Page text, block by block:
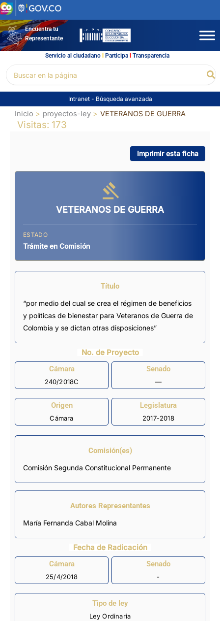
Ir
al
contenidoEncuentra tu
Representante
Servicio al ciudadano l Participal Transparencia
por:
Intranet - Búsqueda avanzada
Inicio proyectos-ley VETERANOS DE GUERRA
Visitas: 173
Imprimir esta ficha
VETERANOS DE GUERRA
ESTADO
Trámite en Comisión
Título
“por medio del cual se crea el régimen de beneficios
y políticas de bienestar para Veteranos de Guerra de
Colombia y se dictan otras disposiciones”
No. de Proyecto
Cámara
240/2018C
Senado
—
Origen
Cámara
Legislatura
2017-2018
Comisión(es)
Comisión Segunda Constitucional Permanente
Autores Representantes
María Fernanda Cabal Molina
Fecha de Radicación
Cámara
25/4/2018
Senado
-
Tipo de ley
Ley Ordinaria